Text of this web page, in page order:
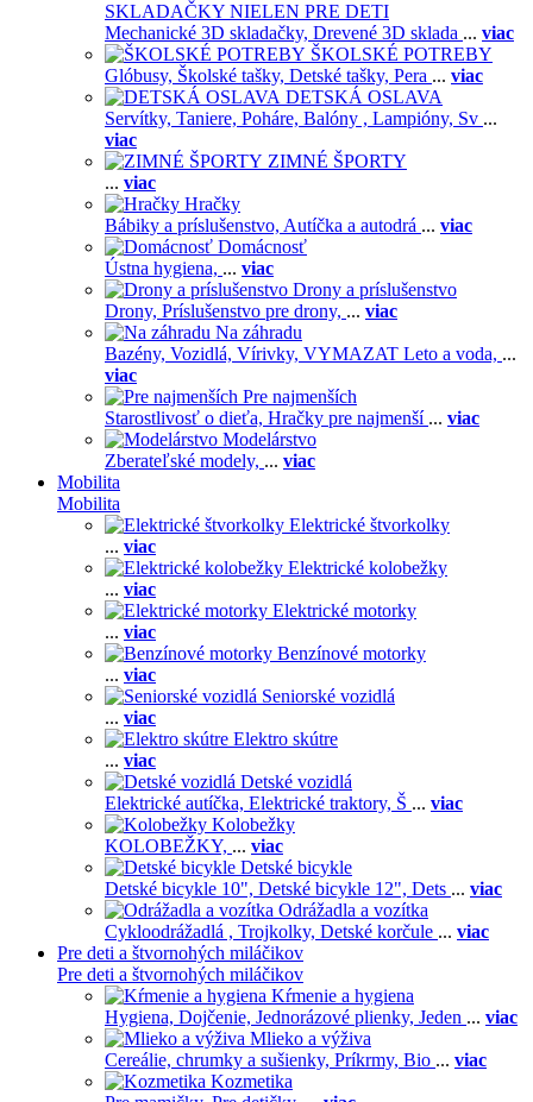
SKLADAČKY NIELEN PRE DETI
Mechanické 3D skladačky, Drevené 3D sklada ... viac
ŠKOLSKÉ POTREBY
Glóbusy, Školské tašky, Detské tašky, Pera ... viac
DETSKÁ OSLAVA
Servítky, Taniere, Poháre, Balóny , Lampióny, Sv ...
viac
ZIMNÉ ŠPORTY
... viac
Hračky
Bábiky a príslušenstvo, Autíčka a autodrá ... viac
Domácnosť
Ústna hygiena, ... viac
Drony a príslušenstvo
Drony, Príslušenstvo pre drony, ... viac
Na záhradu
Bazény, Vozidlá, Vírivky, VYMAZAT Leto a voda, ...
viac
Pre najmenších
Starostlivosť o dieťa, Hračky pre najmenší ... viac
Modelárstvo
Zberateľské modely, ... viac
Mobilita
Mobilita
Elektrické štvorkolky
... viac
Elektrické kolobežky
... viac
Elektrické motorky
... viac
Benzínové motorky
... viac
Seniorské vozidlá
... viac
Elektro skútre
... viac
Detské vozidlá
Elektrické autíčka, Elektrické traktory, Š ... viac
Kolobežky
KOLOBEŽKY, ... viac
Detské bicykle
Detské bicykle 10", Detské bicykle 12", Dets ... viac
Odrážadla a vozítka
Cykloodrážadlá , Trojkolky, Detské korčule ... viac
Pre deti a štvornohých miláčikov
Pre deti a štvornohých miláčikov
Kŕmenie a hygiena
Hygiena, Dojčenie, Jednorázové plienky, Jeden ... viac
Mlieko a výživa
Cereálie, chrumky a sušienky, Príkrmy, Bio ... viac
Kozmetika